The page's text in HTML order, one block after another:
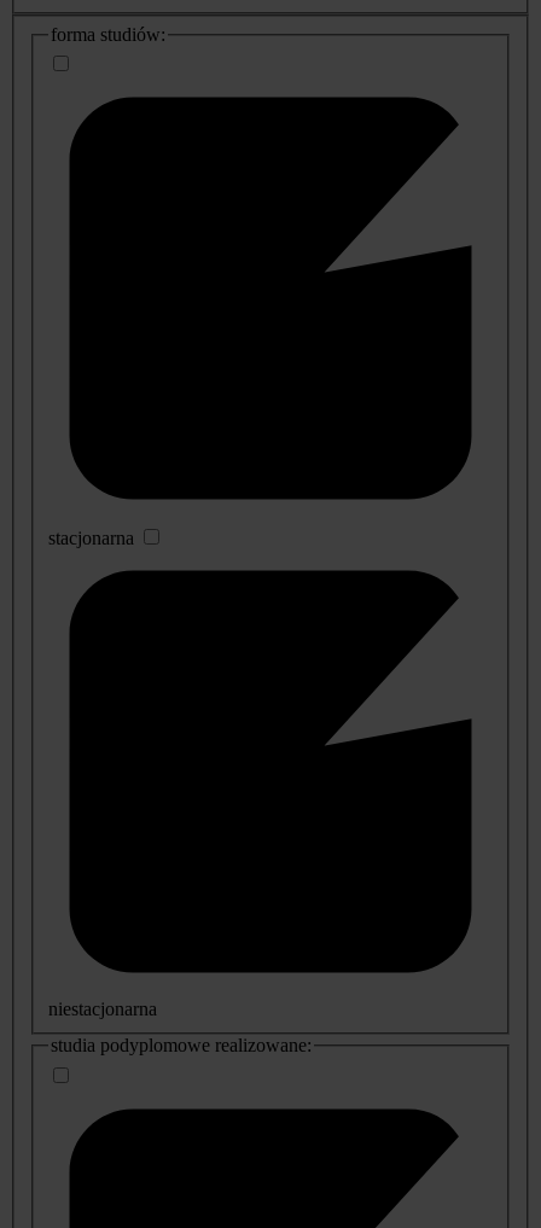
dodatkowe
informacje
forma studiów:
stacjonarna
niestacjonarna
studia podyplomowe realizowane: